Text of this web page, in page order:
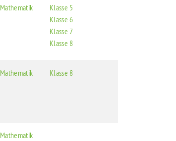
Mathematik
Klasse 5
Klasse 6
Klasse 7
Klasse 8
Mathematik Klasse 8
Mathematik